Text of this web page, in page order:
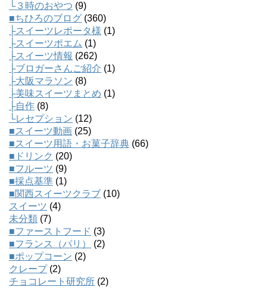
└３時のおやつ (9)
■ちひろのブログ (360)
├スイーツレポータ様 (1)
├スイーツポエム (1)
├スイーツ情報 (262)
├ブロガーさんご紹介 (1)
├大阪マラソン (8)
├美味スイーツまとめ (1)
├自作 (8)
└レセプション (12)
■スイーツ動画 (25)
■スイーツ用語・お菓子辞典 (66)
■ドリンク (20)
■フルーツ (9)
■採点基準 (1)
■関西スイーツクラブ (10)
スイーツ (4)
未分類 (7)
■ファーストフード (3)
■フランス（パリ）
(2)
■ポップコーン (2)
クレープ(2)
チョコレート研究所 (2)